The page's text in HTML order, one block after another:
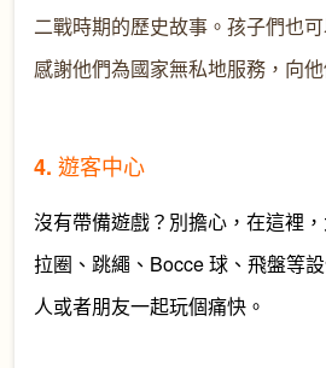
二戰時期的歷史故事。孩子們也
感謝他們為國家無私地服務，向他
4.遊客中心
沒有帶備遊戲？別擔心，在這裡
拉圈、跳繩、Bocce 球、飛盤等
人或者朋友一起玩個痛快。